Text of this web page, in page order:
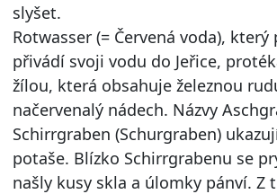
slyšet.
Rotwasser (= Červená voda), který
přivádí svoji vodu do Jeřice,
žílou, která obsahuje železnou
načervenalý nádech. Názvy
Schirrgraben (Schurgraben)
potaše. Blízko Schirrgrabenu se
našly kusy skla a úlomky pánví. Z